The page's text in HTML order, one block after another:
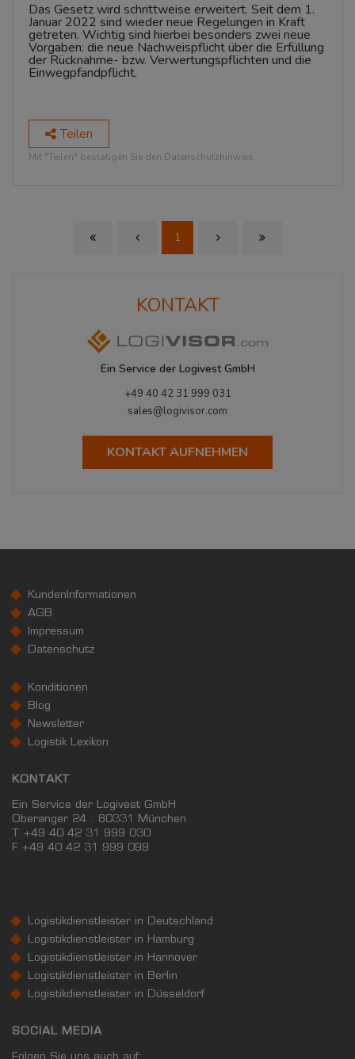
Das Gesetz wird schrittweise erweitert. Seit dem 1.
Januar 2022 sind wieder neue Regelungen in Kraft
getreten. Wichtig sind hierbei besonders zwei neue
Vorgaben: die neue Nachweispflicht über die Erfüllung
der Rücknahme- bzw. Verwertungspflichten und die
Einwegpfandpflicht.
Teilen
Mit "Teilen" bestätigen Sie den Datenschutzhinweis.
First Page Previous Page
1 Next PageLast Page
KONTAKT
Ein Service der Logivest GmbH
+49 40 42 31 999 031
sales@logivisor.com
KONTAKT AUFNEHMEN
KundenInformationen
AGB
Impressum
Datenschutz
Konditionen
Blog
Newsletter
Logistik Lexikon
KONTAKT
Ein Service der Logivest GmbH
Oberanger 24 . 80331 München
T +49 40 42 31 999 030
F +49 40 42 31 999 099
Logistikdienstleister in Deutschland
Logistikdienstleister in Hamburg
Logistikdienstleister in Hannover
Logistikdienstleister in Berlin
Logistikdienstleister in Düsseldorf
SOCIAL MEDIA